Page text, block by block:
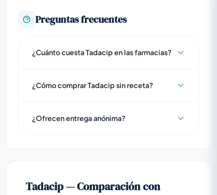
Preguntas frecuentes
¿Cuánto cuesta Tadacip en las farmacias?
¿Cómo comprar Tadacip sin receta?
¿Ofrecen entrega anónima?
Tadacip — Comparación con